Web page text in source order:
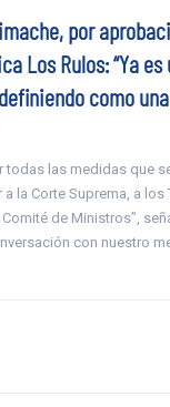
por
Los Rulos: “Ya
como
todas las medidas que
a la Corte Suprema, a los
de Ministros”,
con nuestro